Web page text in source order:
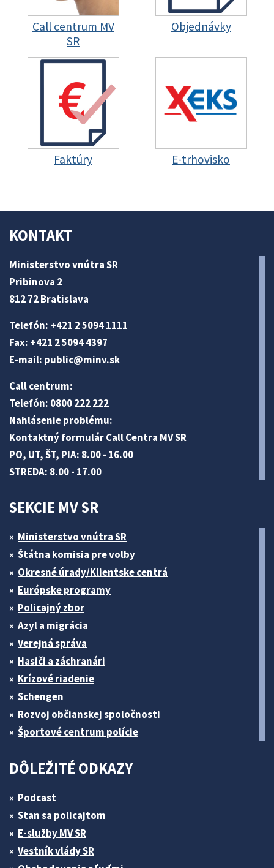
Call centrum MV
SR
Objednávky
Faktúry E-trhovisko
KONTAKT
Ministerstvo vnútra SR
Pribinova 2
812 72 Bratislava
Telefón: +421 2 5094 1111
Fax: +421 2 5094 4397
E-mail: public@minv.sk
Call centrum:
Telefón: 0800 222 222
Nahlásenie problému:
Kontaktný formulár Call Centra MV SR
PO, UT, ŠT, PIA: 8.00 - 16.00
STREDA: 8.00 - 17.00
SEKCIE MV SR
Ministerstvo vnútra SR
Štátna komisia pre volby
Okresné úrady/Klientske centrá
Európske programy
Policajný zbor
Azyl a migrácia
Verejná správa
Hasiči a záchranári
Krízové riadenie
Schengen
Rozvoj občianskej spoločnosti
Športové centrum polície
DÔLEŽITÉ ODKAZY
Podcast
Stan sa policajtom
E-služby MV SR
Vestník vlády SR